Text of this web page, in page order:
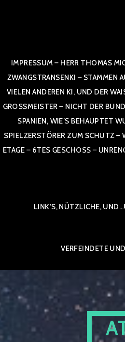
IMPRESSUM – HERR THOMAS
ZWANGSTRANSENKI – STAMMEN
VIELEN ANDEREN KI, UND DER
OSSMEISTER – NICHT DER
NIEN, WIE’S BEHAUPTET
SPIELZERSTÖRER ZUM SCHUTZ –
TAGE – 6TES GESCHOSS –
LINK’S, NÜTZLICHE,
VERFEINDETE